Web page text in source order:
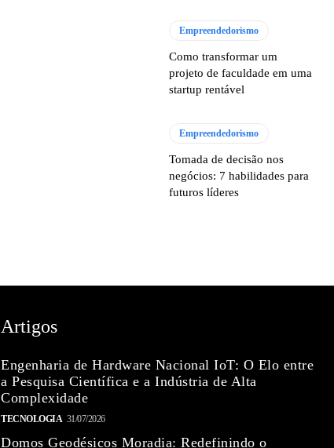
Empreendedorismo
Como transformar um
projeto de faculdade em uma
startup rentável
Empreendedorismo
Tomada de decisão nos
negócios: 7 habilidades para
futuros líderes
Artigos
Engenharia de Hardware Nacional IoT: O Elo entre
a Pesquisa Científica e a Indústria de Alta
Complexidade
TECNOLOGIA 31/07/2026
Domos Geodésicos Moradia: Redefinindo o